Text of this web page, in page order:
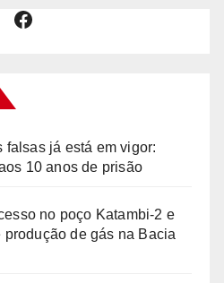
Facebook
falsas já está em vigor:
10 anos de prisão
no poço Katambi-2 e
de gás na Bacia